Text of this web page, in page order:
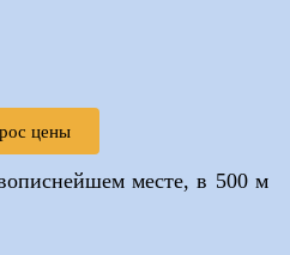
цены
месте, в 500 м